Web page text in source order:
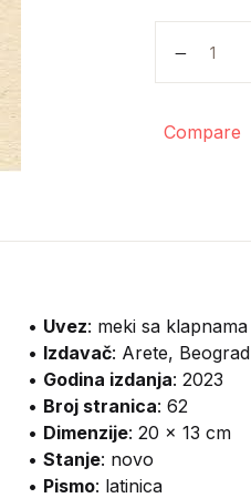
Compare
• Uvez: meki sa klapnama
• Izdavač: Arete, Beograd
• Godina izdanja: 2023
• Broj stranica: 62
• Dimenzije: 20 x 13 cm
• Stanje: novo
• Pismo: latinica